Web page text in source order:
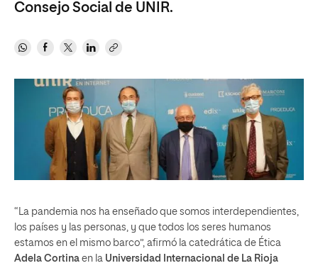
Consejo Social de UNIR.
“La pandemia nos ha enseñado que somos interdependientes,
los países y las personas, y que todos los seres humanos
estamos en el mismo barco”, afirmó la catedrática de Ética
Adela Cortina en la Universidad Internacional de La Rioja